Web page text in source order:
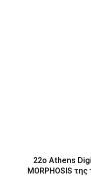
22ο Athens
MORPHOSIS